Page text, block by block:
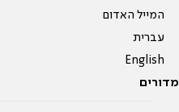
המייל האדום
עברית
English
מדורים